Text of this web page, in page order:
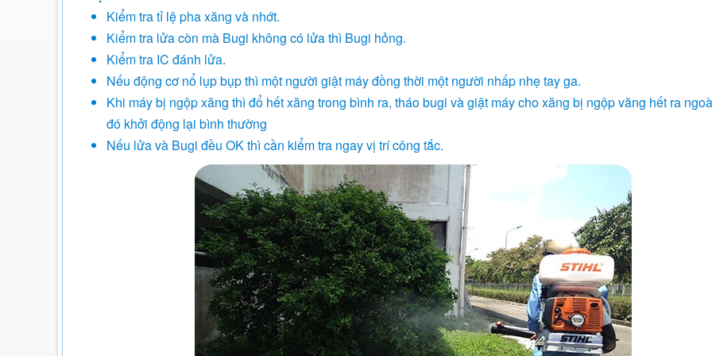
Kiểm tra tỉ lệ pha xăng và nhớt.
Kiểm tra lửa còn mà Bugi không có lửa thì Bugi hỏng.
Kiểm tra IC đánh lửa.
Nếu động cơ nổ lụp bụp thì một người giật máy đồng thời một người nhấp nhẹ tay ga.
Khi máy bị ngộp xăng thì đổ hết xăng trong bình ra, tháo bugi và giật máy cho xăng bị ngộp văng hết ra
đó khởi động lại bình thường
Nếu lửa và Bugi đều OK thì cần kiểm tra ngay vị trí công tắc.